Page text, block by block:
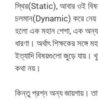
স্থির(Static), আবার ওই
চলমান(Dynamic) করে নেয়।
হলো এক মহান পেশা, এক অন্য
ধারণা। অর্থাৎ শিক্ষকের সঙ্গে
ইত্যাদি বিষয়গুলো জুড়ে যায়।
কথা নয়।
কিন্তু প্রশ্ন অন্য জায়গায়।